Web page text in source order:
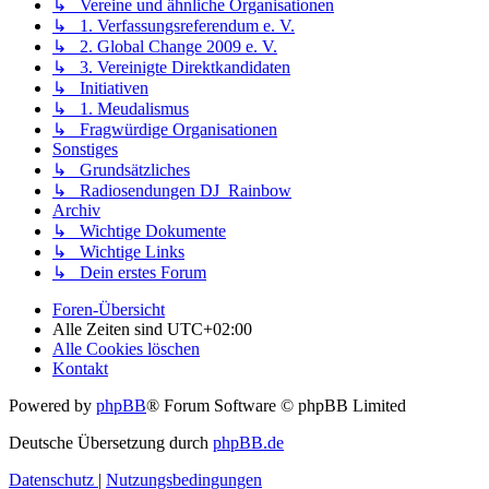
↳ Vereine und ähnliche Organisationen
↳ 1. Verfassungsreferendum e. V.
↳ 2. Global Change 2009 e. V.
↳ 3. Vereinigte Direktkandidaten
↳ Initiativen
↳ 1. Meudalismus
↳ Fragwürdige Organisationen
Sonstiges
↳ Grundsätzliches
↳ Radiosendungen DJ_Rainbow
Archiv
↳ Wichtige Dokumente
↳ Wichtige Links
↳ Dein erstes Forum
Foren-Übersicht
Alle Zeiten sind UTC+02:00
Alle Cookies löschen
Kontakt
Powered by phpBB® Forum Software © phpBB Limited
Deutsche Übersetzung durch phpBB.de
Datenschutz | Nutzungsbedingungen